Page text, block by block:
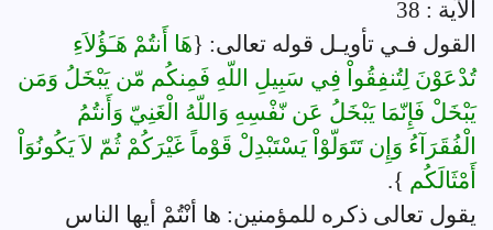
الآية : 38
القول فـي تأويـل قوله تعالى: {هَا أَنتُمْ هَـَؤُلاَءِ
تُدْعَوْنَ لِتُنفِقُواْ فِي سَبِيلِ اللّهِ فَمِنكُم مّن يَبْخَلُ وَمَن
يَبْخَلْ فَإِنّمَا يَبْخَلُ عَن نّفْسِهِ وَاللّهُ الْغَنِيّ وَأَنتُمُ
الْفُقَرَآءُ وَإِن تَتَوَلّوْاْ يَسْتَبْدِلْ قَوْماً غَيْرَكُمْ ثُمّ لاَ يَكُونُوَاْ
أَمْثَالَكُم }.
يقول تعالى ذكره للمؤمنين: ها أنْتُمْ أيها الناس